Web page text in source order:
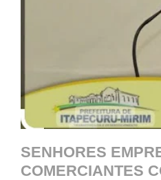
SENHORES
COMERCIANTES